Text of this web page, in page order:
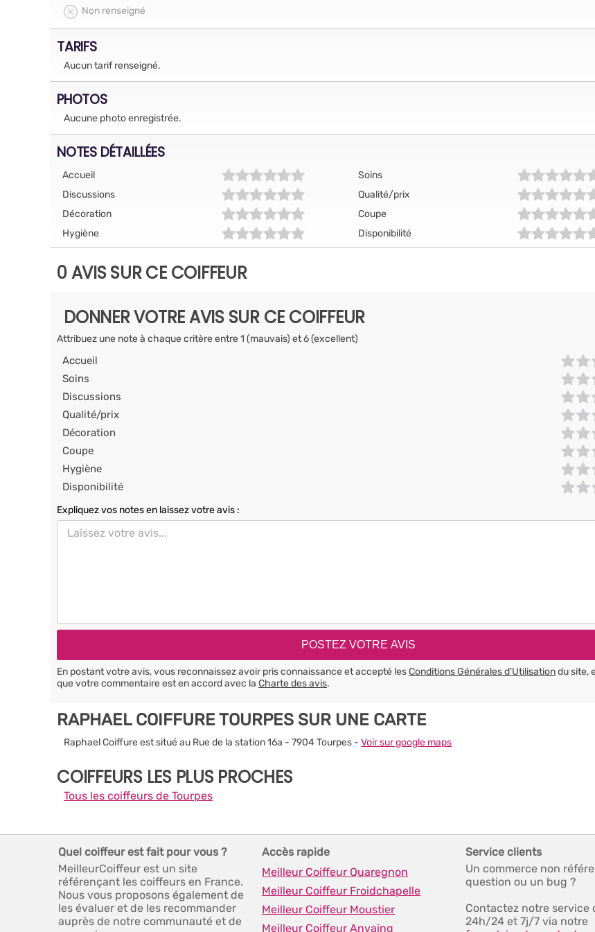
Non renseigné
TARIFS
Aucun tarif renseigné.
PHOTOS
Aucune photo enregistrée.
NOTES DÉTAILLÉES
Accueil
Soins
Discussions
Qualité/prix
Décoration
Coupe
Hygiène
Disponibilité
0 AVIS SUR CE COIFFEUR
DONNER VOTRE AVIS SUR CE COIFFEUR
Attribuez une note à chaque critère entre 1 (mauvais) et 6 (excellent)
Accueil
Soins
Discussions
Qualité/prix
Décoration
Coupe
Hygiène
Disponibilité
Expliquez vos notes en laissez votre avis :
En postant votre avis, vous reconnaissez avoir pris connaissance et accepté lesConditions Générales d’Utilisationdu site,
que votre commentaire est en accord avec la Charte des avis.
RAPHAEL COIFFURE TOURPES SUR UNE CARTE
Raphael Coiffure est situé au Rue de la station 16a - 7904 Tourpes - Voir sur google maps
COIFFEURS LES PLUS PROCHES
Tous les coiffeurs de Tourpes
Quel coiffeur est fait pour vous ?
MeilleurCoiffeur est un site
référençant les coiffeurs en France.
Nous vous proposons également de
les évaluer et de les recommander
auprès de notre communauté et de
Accès rapide
Meilleur Coiffeur Quaregnon
Meilleur Coiffeur Froidchapelle
Meilleur Coiffeur Moustier
Meilleur Coiffeur Anvaing
Service clients
Un commerce non
question ou un bug ?
Contactez notre service
24h/24 et 7j/7 via notre